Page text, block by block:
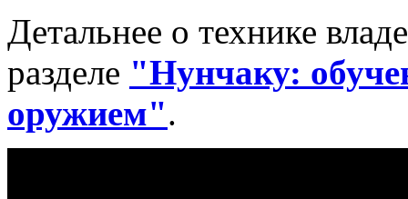
Детальнее о технике
разделе "Нунчаку:
оружием".